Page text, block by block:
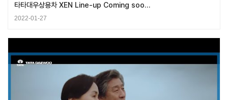
타타대우상용차 XEN Line-up Coming soo…
2022-01-27